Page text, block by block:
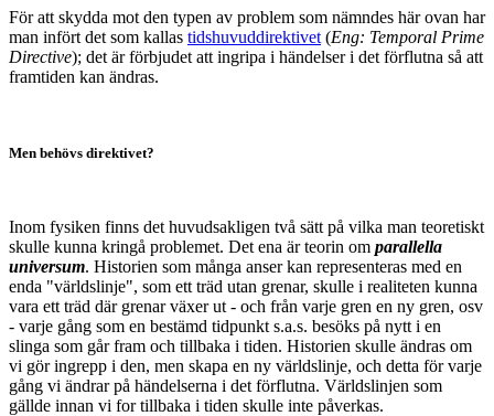
För att skydda mot den typen av problem som nämndes här ovan har
man infört det som kallas tidshuvuddirektivet (Eng: Temporal Prime
Directive); det är förbjudet att ingripa i händelser i det förflutna så att
framtiden kan ändras.
Men behövs direktivet?
Inom fysiken finns det huvudsakligen två sätt på vilka man teoretiskt
skulle kunna kringå problemet. Det ena är teorin om parallella
universum. Historien som många anser kan representeras med en
enda "världslinje", som ett träd utan grenar, skulle i realiteten kunna
vara ett träd där grenar växer ut - och från varje gren en ny gren, osv
- varje gång som en bestämd tidpunkt s.a.s. besöks på nytt i en
slinga som går fram och tillbaka i tiden. Historien skulle ändras om
vi gör ingrepp i den, men skapa en ny världslinje, och detta för varje
gång vi ändrar på händelserna i det förflutna. Världslinjen som
gällde innan vi for tillbaka i tiden skulle inte påverkas.